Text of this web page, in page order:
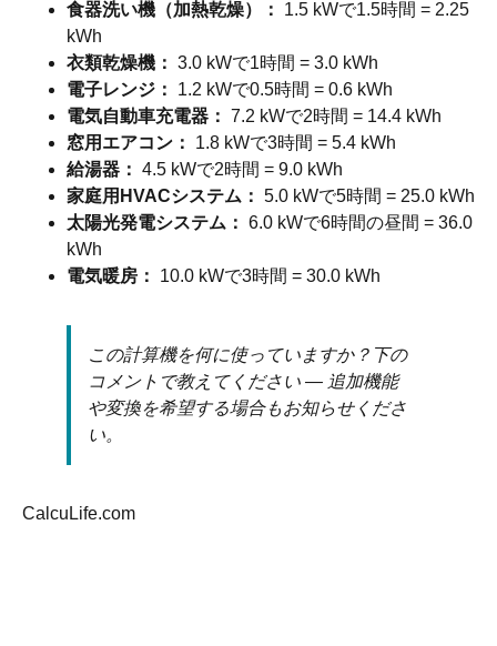
食器洗い機（加熱乾燥）：
1.5 kWで1.5時間 = 2.25
kWh
衣類乾燥機： 3.0 kWで1時間 = 3.0 kWh
電子レンジ：
1.2 kWで0.5時間 = 0.6 kWh
電気自動車充電器： 7.2 kWで2時間 = 14.4 kWh
窓用エアコン：
1.8 kWで3時間 = 5.4 kWh
給湯器： 4.5 kWで2時間 = 9.0 kWh
家庭用HVACシステム： 5.0 kWで5時間 = 25.0 kWh
太陽光発電システム： 6.0 kWで6時間の昼間 = 36.0
kWh
電気暖房：
10.0 kWで3時間 = 30.0 kWh
この計算機を何に使っていますか？下の
コメントで教えてください — 追加機能
や変換を希望する場合もお知らせくださ
い。
CalcuLife.com